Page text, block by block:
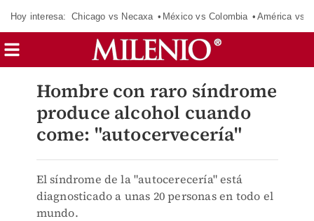
Hoy interesa: Chicago vs Necaxa México vs Colombia América vs
Hombre con raro síndrome
produce alcohol cuando
come: "autocervecería"
El síndrome de la "autocerecería" está
diagnosticado a unas 20 personas en todo el
mundo.